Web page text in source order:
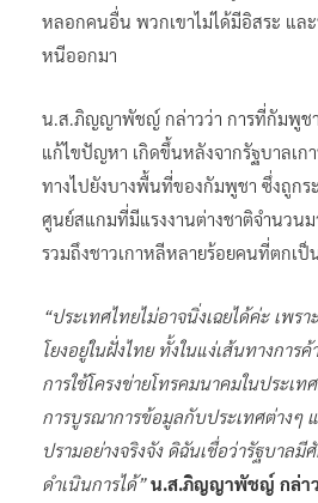
หลอกคนอื่น พวกเขาไม่ได้มีอิสระ แล
หนีออกมา
น.ส.ภิญญาพัชญ์ กล่าวว่า การที่กัมพูชา
แก้ไขปัญหา เกิดขึ้นหลังจากรัฐบาลเก
ทางไปยังบางพื้นที่ของกัมพูชา ซึ่งถูกร
ศูนย์สแกมที่มีแรงงานต่างชาติจำนวน
รวมถึงชาวเกาหลีหลายร้อยคนที่ตกเป็
“ประเทศไทยไม่อาจนิ่งเฉยได้ค่ะ เพร
โยงอยู่ในฝั่งไทย ทั้งในแง่เส้นทางการ
การใช้โครงข่ายโทรคมนาคมในประเท
การบูรณาการข้อมูลกับประเทศต่างๆ
ปรามอย่างจริงจัง ดิฉันเชื่อว่ารัฐบาล
ดำเนินการได้” น.ส.ภิญญาพัชญ์ กล่าว